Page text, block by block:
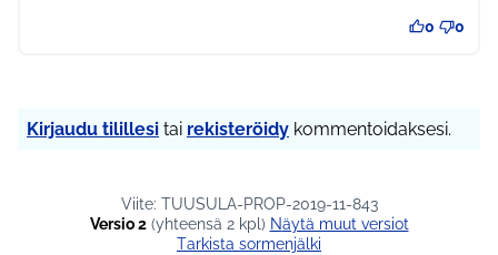
0 0
Kirjaudu tilillesi tai rekisteröidy kommentoidaksesi.
Viite: TUUSULA-PROP-2019-11-843
Versio 2(yhteensä 2 kpl)
näytä muut versiot
Tarkista sormenjälki